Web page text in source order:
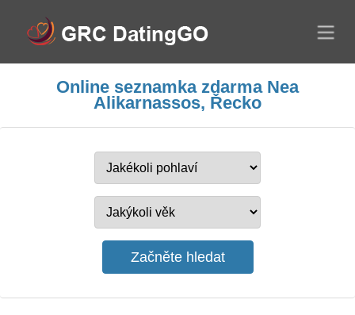
Online seznamka zdarma Nea
Alikarnassos, Řecko